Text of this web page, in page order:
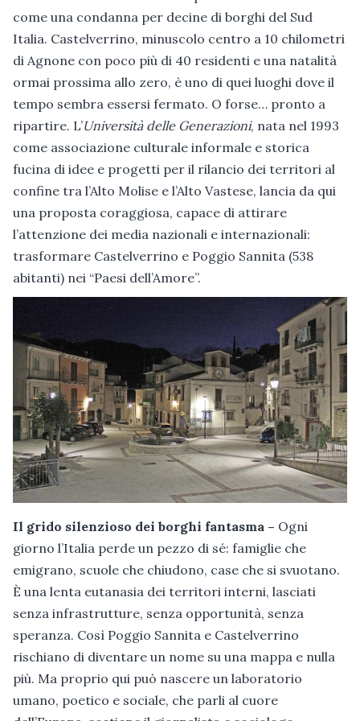
come una condanna per decine di borghi del Sud
Italia. Castelverrino, minuscolo centro a 10 chilometri
di Agnone con poco più di 40 residenti e una natalità
ormai prossima allo zero, è uno di quei luoghi dove il
tempo sembra essersi fermato. O forse… pronto a
ripartire. L’Università delle Generazioni, nata nel 1993
come associazione culturale informale e storica
fucina di idee e progetti per il rilancio dei territori al
confine tra l’Alto Molise e l’Alto Vastese, lancia da qui
una proposta coraggiosa, capace di attirare
l’attenzione dei media nazionali e internazionali:
trasformare Castelverrino e Poggio Sannita (538
abitanti) nei “Paesi dell’Amore”.
Il grido silenzioso dei borghi fantasma – Ogni
giorno l’Italia perde un pezzo di sé: famiglie che
emigrano, scuole che chiudono, case che si svuotano.
È una lenta eutanasia dei territori interni, lasciati
senza infrastrutture, senza opportunità, senza
speranza. Così Poggio Sannita e Castelverrino
rischiano di diventare un nome su una mappa e nulla
più. Ma proprio qui può nascere un laboratorio
umano, poetico e sociale, che parli al cuore